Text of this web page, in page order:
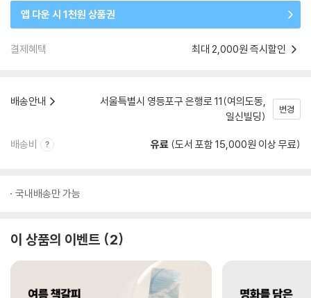
앱 다운 시 1천원 상품권
결제혜택 최대 2,000원 즉시할인
배송안내
서울특별시 영등포구 은행로 11(여의도동,
일신빌딩)
변경
배송비 유료 (도서 포함 15,000원 이상 무료)
국내배송만 가능
이 상품의 이벤트 2